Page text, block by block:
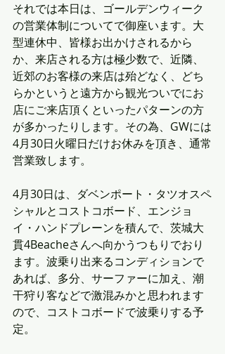
それでは本日は、ゴールデンウィーク
の営業体制についてで御座います。大
型連休中、皆様お出かけされるから
か、来店される方は極少数で、近隣、
近郊のお客様の来店は殆どなく、どち
らかというと遠方から観光ついでにお
店にご来店頂くといったパターンの方
が多かったりします。その為、GWには
4月30日火曜日だけお休みを頂き、通常
営業致します。
4月30日は、ダベンポート・タツオスペ
シャルとコストコボード、エンジョ
イ・ハンドプレーンを積んで、茨城大
貫4Beacheさんへ向かうつもりでおり
ます。波乗り出来るコンディションで
あれば、多分、サーファーに加え、潮
干狩り客などで激混みかと思われます
ので、コストコボードで波乗りする予
定。